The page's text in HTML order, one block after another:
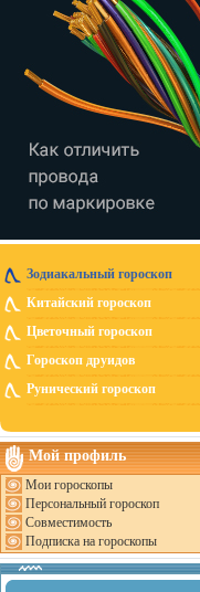
Зодиакальный гороскоп
Китайский гороскоп
Цветочный гороскоп
Гороскоп друидов
Рунический гороскоп
Мой профиль
Мои гороскопы
Персональный гороскоп
Совместимость
Подписка на гороскопы